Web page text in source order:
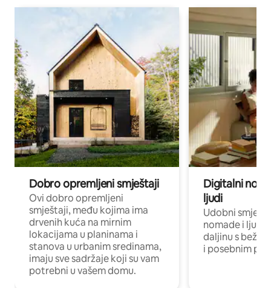
Dobro opremljeni smještaji
Ovi dobro opremljeni
smještaji, među kojima ima
drvenih kuća na mirnim
lokacijama u planinama i
stanova u urbanim sredinama,
imaju sve sadržaje koji su vam
potrebni u vašem domu.
Digitalni
ljudi
Udobni
nomade i ljude
daljinu s
i posebnim